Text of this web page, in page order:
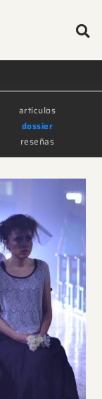
artículos
dossier
reseñas